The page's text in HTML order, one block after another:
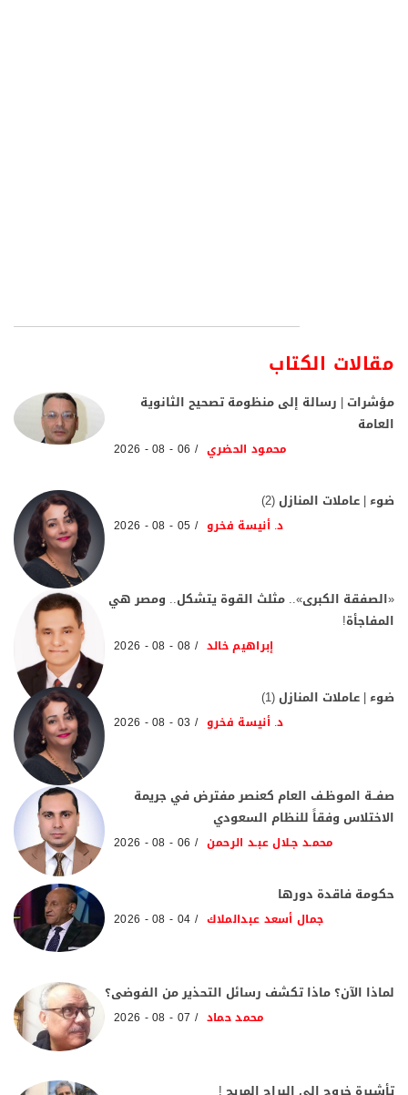
مقالات الكتاب
مؤشرات | رسالة إلى منظومة تصحيح الثانوية
العامة
محمود الحضري 06 - 08 - 2026
ضوء | عاملات المنازل (2)
د. أنيسة فخرو 05 - 08 - 2026
«الصفقة الكبرى».. مثلث القوة يتشكل.. ومصر هي
المفاجأة!
إبراهيم خالد 08 - 08 - 2026
ضوء | عاملات المنازل (1)
د. أنيسة فخرو 03 - 08 - 2026
صفــة الموظـف العام كعنصر مفترض في جريمة
الاختلاس وفقاً للنظام السعودي
محمـد جـلال عبـد الرحمن 06 - 08 - 2026
حكومة فاقدة دورها
جمال أسعد عبدالملاك 04 - 08 - 2026
لماذا الآن؟ ماذا تكشف رسائل التحذير من الفوضى؟
محمد حماد 07 - 08 - 2026